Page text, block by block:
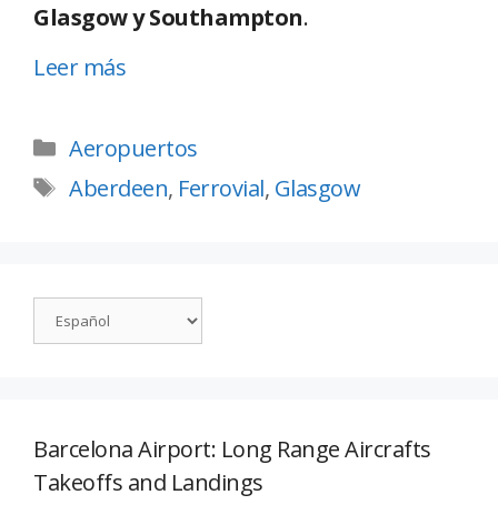
Glasgow y Southampton.
Leer más
Aeropuertos
Aberdeen, Ferrovial, Glasgow
Barcelona Airport: Long Range Aircrafts
Takeoffs and Landings